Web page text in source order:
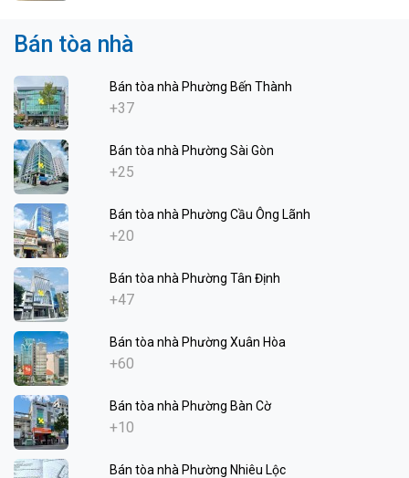
Bán tòa nhà
Bán tòa nhà Phường Bến Thành
+37
Bán tòa nhà Phường Sài Gòn
+25
Bán tòa nhà Phường Cầu Ông Lãnh
+20
Bán tòa nhà Phường Tân Định
+47
Bán tòa nhà Phường Xuân Hòa
+60
Bán tòa nhà Phường Bàn Cờ
+10
Bán tòa nhà Phường Nhiêu Lộc